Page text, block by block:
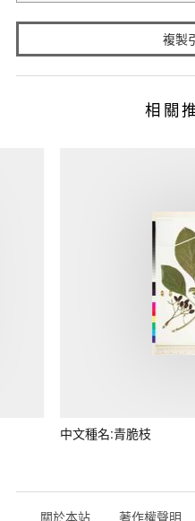
複製
相關
中文種名:青脆枝
關於本站 著作權聲明